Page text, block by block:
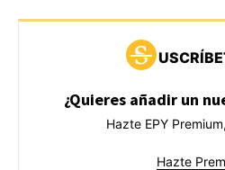
¿Quieres añadir un
Hazte EPY
Hazte